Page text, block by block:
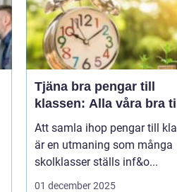
Tjäna bra pengar till
klassen: Alla våra bra
Att samla ihop pengar till
är en utmaning som många
skolklasser ställs inf&o...
01 december 2025